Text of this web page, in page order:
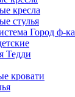
кресла
стулья
Город ф-
Тедди
кровати